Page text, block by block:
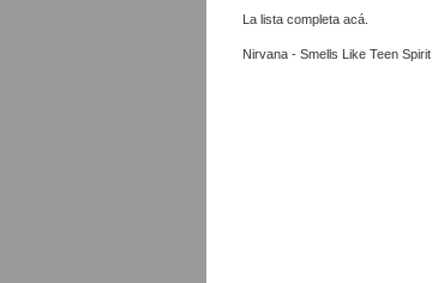
La lista completa acá.
Nirvana - Smells Like Teen Spirit